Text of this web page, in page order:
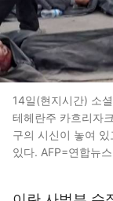
14일(현지시간) 소
테헤란주 카흐리자
구의 시신이 놓여
있다. AFP=연합뉴스